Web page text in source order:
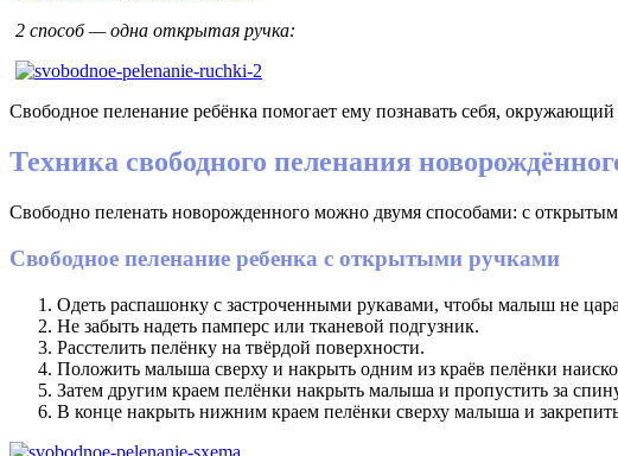
2 способ — одна открытая ручка:
Свободное пеленание ребёнка помогает ему познавать себя,
Техника свободного пеленания
Свободно пеленать новорожденного можно двумя способами: с
Свободное пеленание ребенка с открытыми ручками
Одеть распашонку с застроченными рукавами, чтобы малыш не
Не забыть надеть памперс или тканевой подгузник.
Расстелить пелёнку на твёрдой поверхности.
Положить малыша сверху и накрыть одним из краёв пелёнки
Затем другим краем пелёнки накрыть малыша и пропустить за
В конце накрыть нижним краем пелёнки сверху малыша и